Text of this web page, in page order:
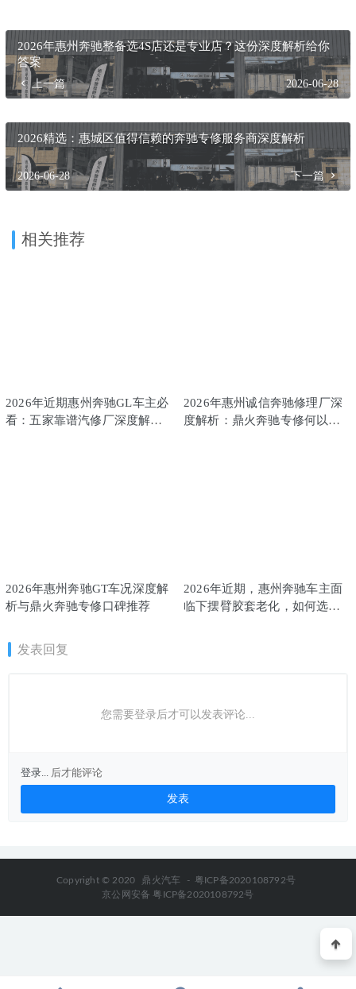
2026年惠州奔驰整备选4S店还是专业店？这份深度解析给你
答案
上一篇 2026-06-28
2026精选：惠城区值得信赖的奔驰专修服务商深度解析
2026-06-28 下一篇
相关推荐
2026年近期惠州奔驰GL车主必
看：五家靠谱汽修厂深度解析
2026年惠州诚信奔驰修理厂深
度解析：鼎火奔驰专修何以脱
2026年惠州奔驰GT车况深度解
析与鼎火奔驰专修口碑推荐
2026年近期，惠州奔驰车主面
临下摆臂胶套老化，如何选择
发表回复
您需要登录后才可以发表评论...
登录... 后才能评论
Copyright © 2020 鼎火汽车 - 粤ICP备2020108792号
京公网安备 粤ICP备2020108792号